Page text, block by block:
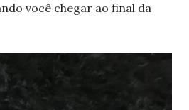
você chegar ao final da